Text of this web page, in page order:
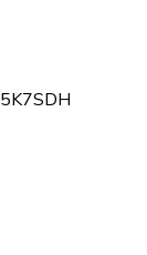
5K7SDH